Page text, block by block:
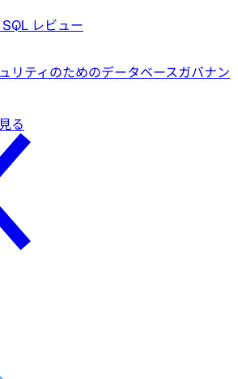
レビュー
リティのためのデータベースガバナン
る